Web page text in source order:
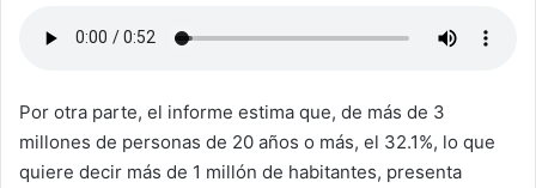
Por otra parte, el informe estima que, de más de 3
millones de personas de 20 años o más, el 32.1%, lo que
quiere decir más de 1 millón de habitantes, presenta